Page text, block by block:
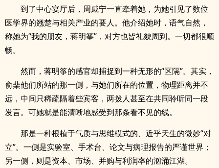
到了中心宴厅后，周戚宁一直牵着她，为她引见了数位
医学界的翘楚与相关产业的要人。他介绍她时，语气自然，
称她为“我的朋友，蒋明筝”，对方也皆礼貌周到。一切都很顺
畅。
然而，蒋明筝的感官却捕捉到一种无形的“区隔”。其实，
俞棐他们所站的那一侧，与她们所在的位置，物理距离并不
远，中间只稀疏隔着些宾客，两拨人甚至在共同聆听同一段
发言。可她就是能清晰地感受到那条看不见的线。
那是一种根植于气质与思维模式的、近乎天生的微妙“对
立”。一侧是实验室、手术台、论文与病理报告的严谨世界；
另一侧，则是资本、市场、并购与利润率的汹涌江湖。